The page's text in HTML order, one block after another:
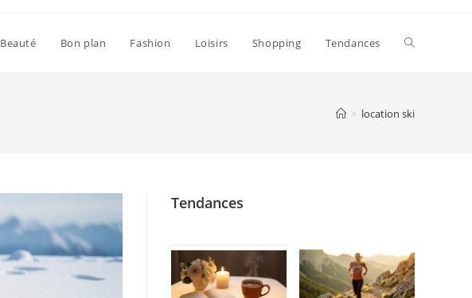
Beauté Bon plan Fashion Loisirs Shopping Tendances Toggle
> location ski
Tendances